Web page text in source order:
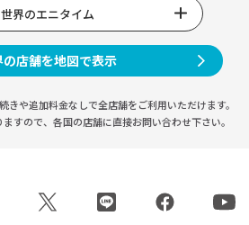
世界のエニタイム
の店舗を地図で表示
きや追加料金なしで全店舗をご利用いただけます。
すので、 各国の店舗に直接お問い合わせ下さい。